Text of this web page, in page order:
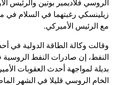
الروسي فلاديمير بوتين والرئيس
زيلينسكي رغبتهما في السلام في
مع الرئيس الأميركي.
وقالت وكالة الطاقة الدولية في
النفط، إن صادرات النفط الروسية
بديلة لمواجهة أحدث العقوبات
الخام الروسي قليلا في الشهر